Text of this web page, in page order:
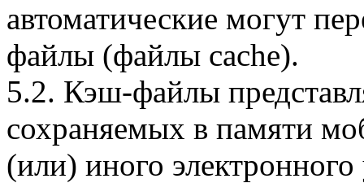
автоматические могут
файлы (файлы cache).
5.2. Кэш-файлы
сохраняемых в памяти
(или) иного электронного